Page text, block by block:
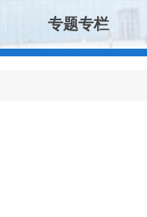
专题专栏